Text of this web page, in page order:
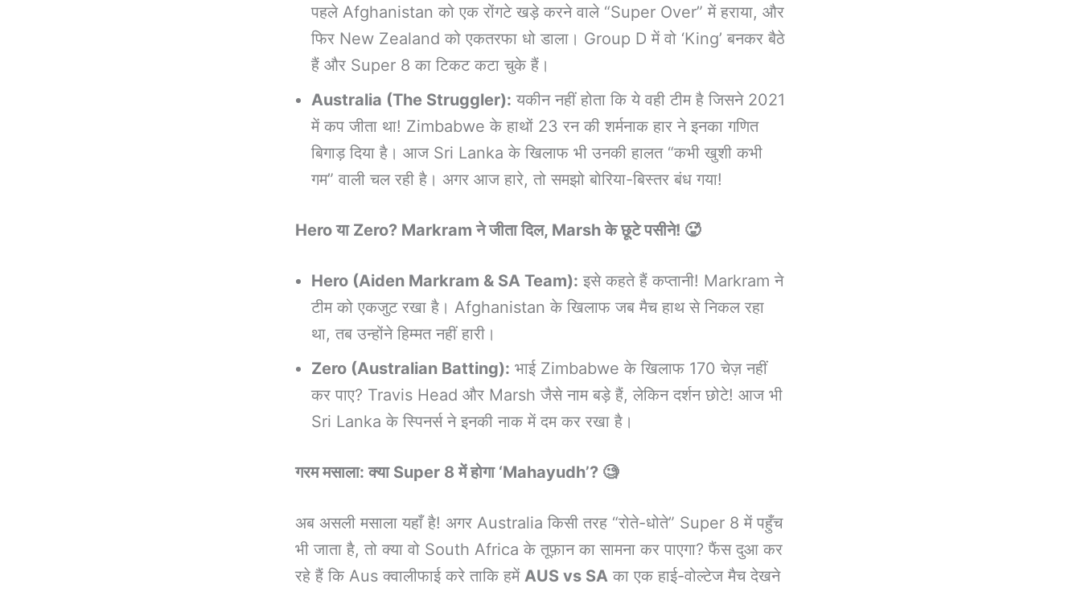
पहले Afghanistan को एक रोंगटे खड़े करने वाले “Super Over” में हराया, और
फिर New Zealand को एकतरफा धो डाला। Group D में वो ‘King’ बनकर बैठे
हैं और Super 8 का टिकट कटा चुके हैं।
Australia (The Struggler): यकीन नहीं होता कि ये वही टीम है जिसने 2021
में कप जीता था! Zimbabwe के हाथों 23 रन की शर्मनाक हार ने इनका गणित
बिगाड़ दिया है। आज Sri Lanka के खिलाफ भी उनकी हालत “कभी खुशी कभी
गम” वाली चल रही है। अगर आज हारे, तो समझो बोरिया-बिस्तर बंध गया!
Hero या Zero? Markram ने जीता दिल, Marsh के छूटे पसीने! 🥵
Hero (Aiden Markram & SA Team): इसे कहते हैं कप्तानी! Markram ने
टीम को एकजुट रखा है। Afghanistan के खिलाफ जब मैच हाथ से निकल रहा
था, तब उन्होंने हिम्मत नहीं हारी।
Zero (Australian Batting): भाई Zimbabwe के खिलाफ 170 चेज़ नहीं
कर पाए? Travis Head और Marsh जैसे नाम बड़े हैं, लेकिन दर्शन छोटे! आज भी
Sri Lanka के स्पिनर्स ने इनकी नाक में दम कर रखा है।
गरम मसाला: क्या Super 8 में होगा ‘Mahayudh’? 🧐
अब असली मसाला यहाँ है! अगर Australia किसी तरह “रोते-धोते” Super 8 में पहुँच
भी जाता है, तो क्या वो South Africa के तूफ़ान का सामना कर पाएगा? फैंस दुआ कर
रहे हैं कि Aus क्वालीफाई करे ताकि हमें AUS vs SA का एक हाई-वोल्टेज मैच देखने